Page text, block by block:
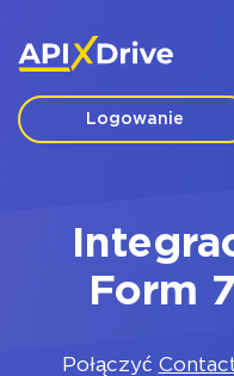
Logowanie
Form
Połączyć